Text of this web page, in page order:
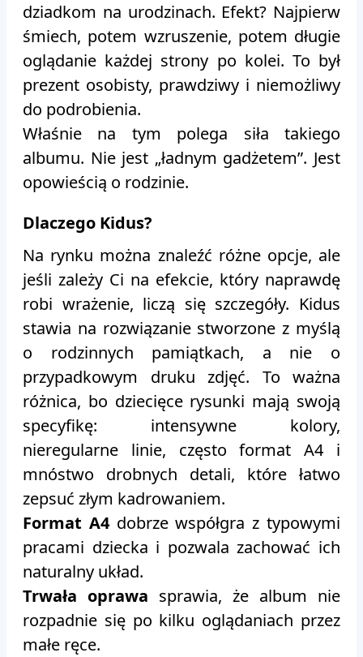
dziadkom na urodzinach. Efekt? Najpierw
śmiech, potem wzruszenie, potem długie
oglądanie każdej strony po kolei. To był
prezent osobisty, prawdziwy i niemożliwy
do podrobienia.
Właśnie na tym polega siła takiego
albumu. Nie jest „ładnym gadżetem”. Jest
opowieścią o rodzinie.
Dlaczego Kidus?
Na rynku można znaleźć różne opcje, ale
jeśli zależy Ci na efekcie, który naprawdę
robi wrażenie, liczą się szczegóły. Kidus
stawia na rozwiązanie stworzone z myślą
o rodzinnych pamiątkach, a nie o
przypadkowym druku zdjęć. To ważna
różnica, bo dziecięce rysunki mają swoją
specyfikę: intensywne kolory,
nieregularne linie, często format A4 i
mnóstwo drobnych detali, które łatwo
zepsuć złym kadrowaniem.
Format A4dobrze współgra z typowymi
pracami dziecka i pozwala zachować ich
naturalny układ.
Trwała oprawa sprawia, że album nie
rozpadnie się po kilku oglądaniach przez
małe ręce.